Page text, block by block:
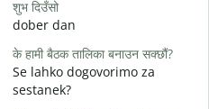
शुभ दिउँसो
dober dan
के हामी बैठक तालिका बनाउन सक्छौं?
Se lahko dogovorimo za
sestanek?